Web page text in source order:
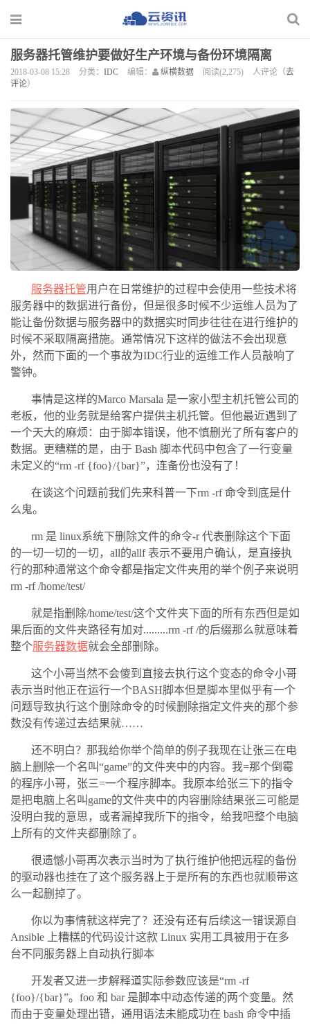
服务器托管维护要做好生产环境与备份环境隔离
2018-03-08 15:28 分类： IDC 编辑： 纵横数据 阅读(2,275) 人评论（去
评论）
服务器托管用户在日常维护的过程中会使用一些技术将
服务器中的数据进行备份，但是很多时候不少运维人员为了
能让备份数据与服务器中的数据实时同步往往在进行维护的
时候不采取隔离措施。通常情况下这样的做法不会出现意
外，然而下面的一个事故为IDC行业的运维工作人员敲响了
警钟。
事情是这样的Marco Marsala 是一家小型主机托管公司的
老板，他的业务就是给客户提供主机托管。但他最近遇到了
一个天大的麻烦：由于脚本错误，他不慎删光了所有客户的
数据。更糟糕的是，由于 Bash 脚本代码中包含了一行变量
未定义的“rm -rf {foo}/{bar}”，连备份也没有了！
在谈这个问题前我们先来科普一下rm -rf 命令到底是什
么鬼。
rm 是 linux系统下删除文件的命令-r 代表删除这个下面
的一切一切的一切，all的allf 表示不要用户确认，是直接执
行的那种通常这个命令都是指定文件夹用的举个例子来说明
rm -rf /home/test/
就是指删除/home/test/这个文件夹下面的所有东西但是如
果后面的文件夹路径有加对.........rm -rf /的后缀那么就意味着
整个服务器数据就会全部删除。
这个小哥当然不会傻到直接去执行这个变态的命令小哥
表示当时他正在运行一个BASH脚本但是脚本里似乎有一个
问题导致执行这个删除命令的时候删除指定文件夹的那个参
数没有传递过去结果就……
还不明白？那我给你举个简单的例子我现在让张三在电
脑上删除一个名叫“game”的文件夹中的内容。我=那个倒霉
的程序小哥，张三=一个程序脚本。我原本给张三下的指令
是把电脑上名叫game的文件夹中的内容删除结果张三可能是
没明白我的意思，或者漏掉我所下的指令，给我吧整个电脑
上所有的文件夹都删除了。
很遗憾小哥再次表示当时为了执行维护他把远程的备份
的驱动器也挂在了这个服务器上于是所有的东西也就顺带这
么一起删掉了。
你以为事情就这样完了？还没有还有后续这一错误源自
Ansible 上糟糕的代码设计这款 Linux 实用工具被用于在多
台不同服务器上自动执行脚本
开发者又进一步解释道实际参数应该是“rm -rf
{foo}/{bar}”。foo 和 bar 是脚本中动态传递的两个变量。然
而由于变量处理出错，通用语法未能成功在 bash 命令中插